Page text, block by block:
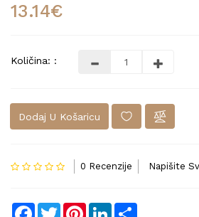
13.14€
Količina: :
Dodaj U Košaricu
0 Recenzije Napišite
Facebook
TwitterPinterestLinkedIn